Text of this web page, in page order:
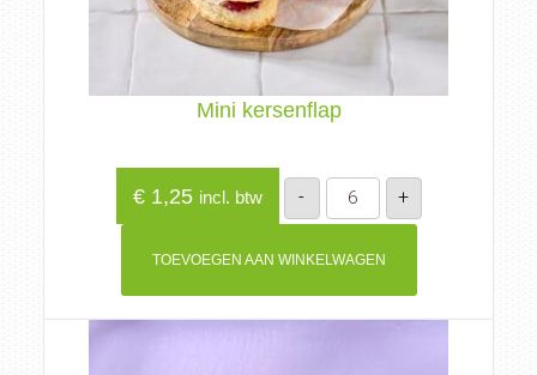
Mini kersenflap
€1,25 incl. btw -
Mini
kersenflap
aantal
+
TOEVOEGEN AAN WINKELWAGEN